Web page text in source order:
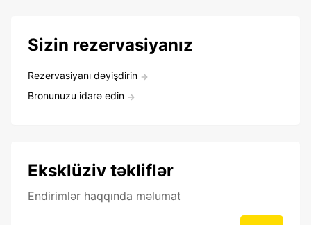
Sizin rezervasiyanız
Rezervasiyanı dəyişdirin
Bronunuzu idarə edin
Eksklüziv təkliflər
Endirimlər haqqında məlumat